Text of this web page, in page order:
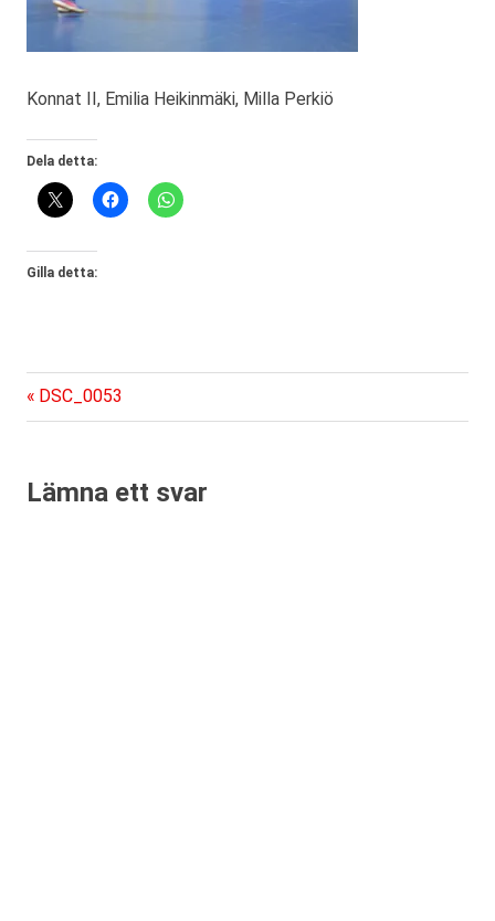
Konnat II, Emilia Heikinmäki, Milla Perkiö
Dela detta:
Gilla detta:
Inläggsnavigering
Föregående
inlägg:
DSC_0053
Lämna ett svar